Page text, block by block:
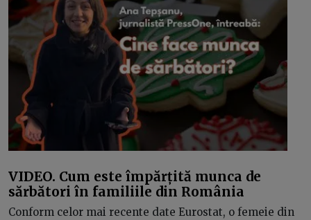
VIDEO. Cum este împărțită munca de
sărbători în familiile din România
Conform celor mai recente date Eurostat, o femeie din